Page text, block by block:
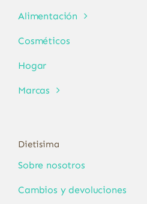
Alimentación
Cosméticos
Hogar
Marcas
Dietisima
Sobre nosotros
Cambios y devoluciones